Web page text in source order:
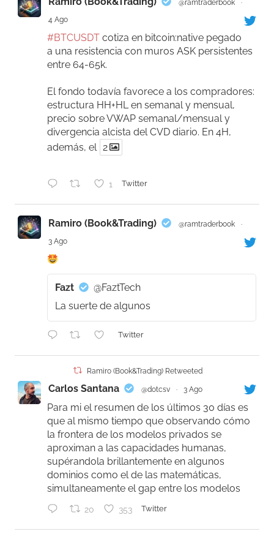
@ramtraderbook
·
4 Ago
#BTCUSDT cotiza en bitcoin:native pegado
a una resistencia con muros ASK persistentes
entre 64-65k.
El fondo todavía favorece a los compradores:
estructura HH+HL en semanal y mensual,
precio sobre VWAP semanal/mensual y
divergencia alcista del CVD diario. En 4H,
además, el 2
1 Twitter
Ramiro (Book&Trading) @ramtraderbook
·
3 Ago
Fazt
@FaztTech
La suerte de algunos
Twitter
Ramiro (Book&Trading) Retweeted
Carlos Santana @dotcsv · 3 Ago
Para mi el resumen de los últimos 30 días es
que al mismo tiempo que observando cómo
la frontera de los modelos privados se
aproximan a las capacidades humanas,
supérandola brillantemente en algunos
dominios como el de las matemáticas,
simultaneamente el gap entre los modelos
20 353 Twitter